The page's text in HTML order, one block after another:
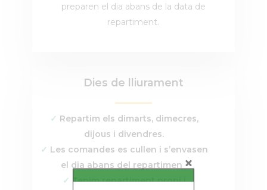
preparen el dia abans de la data de
repartiment.
Dies de lliurament
✓ Repartim els dimarts, dimecres,
dijous i divendres.
✓ Les comandes es cullen i s’envasen
el dia abans del repartiment.
✓ Tenim repartiment propi i